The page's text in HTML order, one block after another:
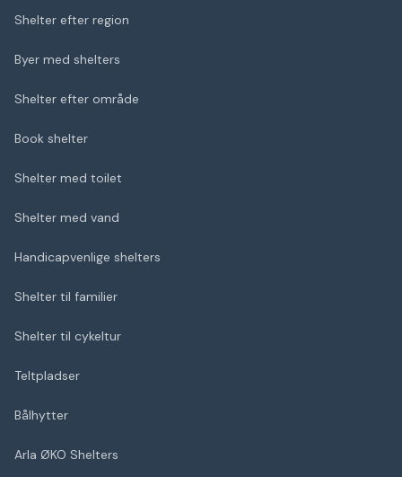
Shelter efter region
Byer med shelters
Shelter efter område
Book shelter
Shelter med toilet
Shelter med vand
Handicapvenlige shelters
Shelter til familier
Shelter til cykeltur
Teltpladser
Bålhytter
Arla ØKO Shelters